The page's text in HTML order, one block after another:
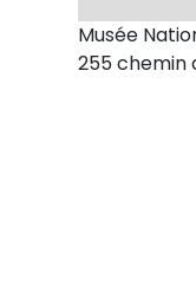
Musée
255 chemin